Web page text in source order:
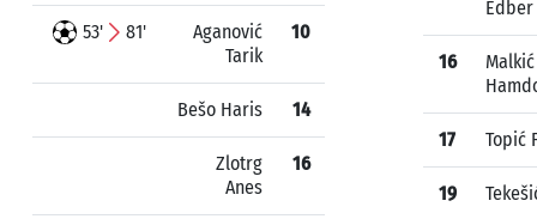
53' 81'
Aganović
Tarik
10
Bešo Haris 14
Zlotrg
Anes
16
Edber
16
Malkić
17 Topić
19